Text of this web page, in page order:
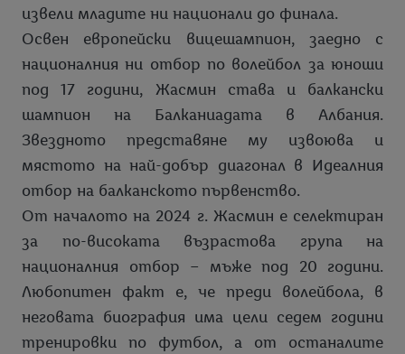
извели младите ни национали до финала.
Освен европейски вицешампион, заедно с
националния ни отбор по волейбол за юноши
под 17 години, Жасмин става и балкански
шампион на Балканиадата в Албания.
Звездното представяне му извоюва и
мястото на най-добър диагонал в Идеалния
отбор на балканското първенство.
От началото на 2024 г. Жасмин е селектиран
за по-високата възрастова група на
националния отбор – мъже под 20 години.
Любопитен факт е, че преди волейбола, в
неговата биография има цели седем години
тренировки по футбол, а от останалите